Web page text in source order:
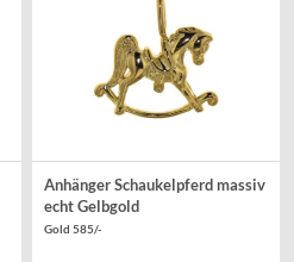
Anhänger Schaukelpferd massiv
echt Gelbgold
Gold 585/-